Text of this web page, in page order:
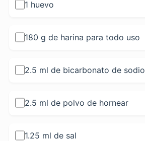
1 huevo
180 g de harina para todo uso
2.5 ml de bicarbonato de sodio
2.5 ml de polvo de hornear
1.25 ml de sal